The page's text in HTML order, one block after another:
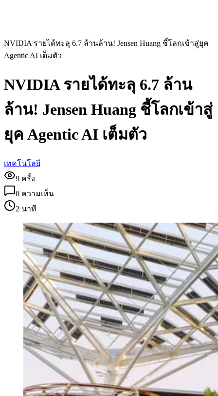
NVIDIA รายได้ทะลุ 6.7 ล้านล้าน! Jensen Huang ชี้โลกเข้าสู่ยุค
Agentic AI เต็มตัว
NVIDIA รายได้ทะลุ 6.7 ล้าน
ล้าน! Jensen Huang ชี้โลกเข้าสู่
ยุค Agentic AI เต็มตัว
เทคโนโลยี
9 ครั้ง
0 ความเห็น
2 นาที